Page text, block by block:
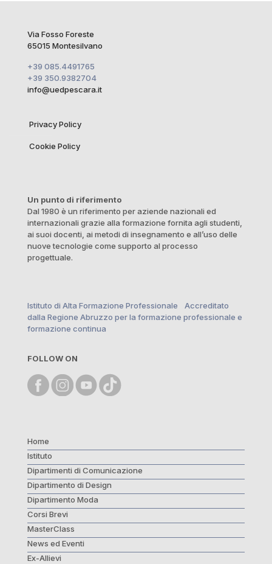
Via Fosso Foreste
65015 Montesilvano
+39 085.4491765
+39 350.9382704
info@uedpescara.it
Privacy Policy
Cookie Policy
Un punto di riferimento
Dal 1980 è un riferimento per aziende nazionali ed
internazionali grazie alla formazione fornita agli studenti,
ai suoi docenti, ai metodi di insegnamento e all’uso delle
nuove tecnologie come supporto al processo
progettuale.
Istituto di Alta Formazione Professionale Accreditato
dalla Regione Abruzzo per la formazione professionale e
formazione continua
FOLLOW ON
Home
Istituto
Dipartimenti di Comunicazione
Dipartimento di Design
Dipartimento Moda
Corsi Brevi
MasterClass
News ed Eventi
Ex-Allievi